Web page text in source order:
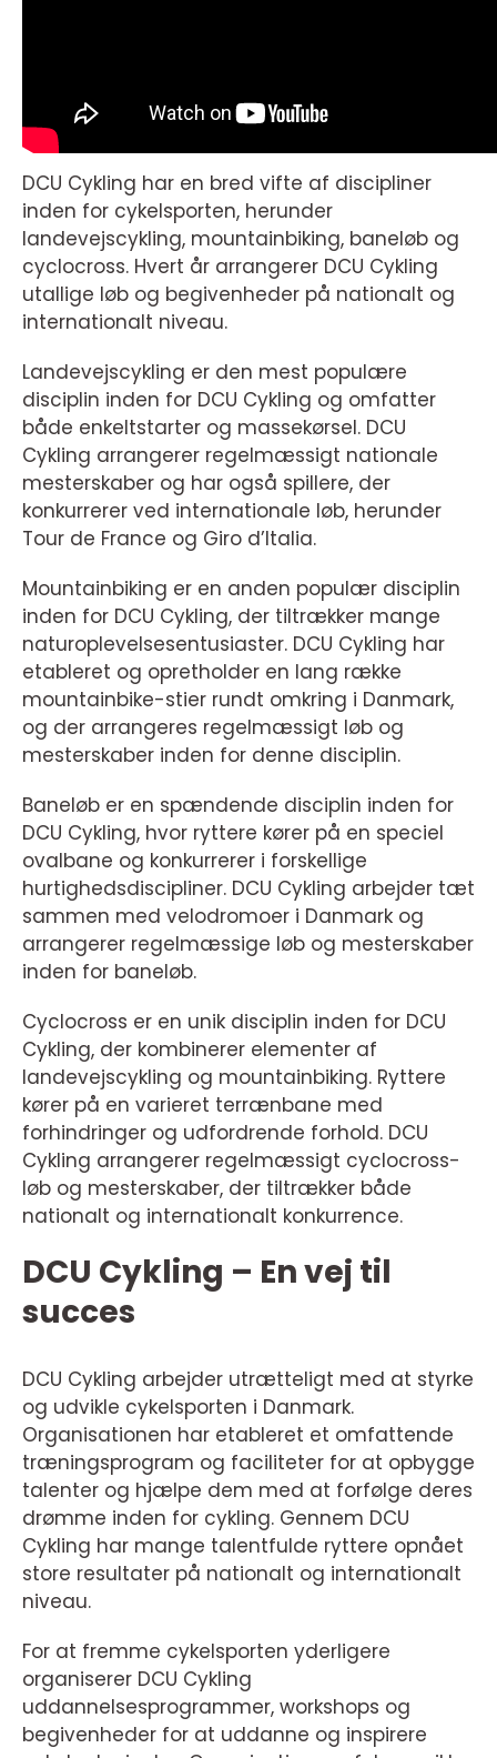
DCU Cykling har en bred vifte af discipliner
inden for cykelsporten, herunder
landevejscykling, mountainbiking, baneløb og
cyclocross. Hvert år arrangerer DCU Cykling
utallige løb og begivenheder på nationalt og
internationalt niveau.
Landevejscykling er den mest populære
disciplin inden for DCU Cykling og omfatter
både enkeltstarter og massekørsel. DCU
Cykling arrangerer regelmæssigt nationale
mesterskaber og har også spillere, der
konkurrerer ved internationale løb, herunder
Tour de France og Giro d’Italia.
Mountainbiking er en anden populær disciplin
inden for DCU Cykling, der tiltrækker mange
naturoplevelsesentusiaster. DCU Cykling har
etableret og opretholder en lang række
mountainbike-stier rundt omkring i Danmark,
og der arrangeres regelmæssigt løb og
mesterskaber inden for denne disciplin.
Baneløb er en spændende disciplin inden for
DCU Cykling, hvor ryttere kører på en speciel
ovalbane og konkurrerer i forskellige
hurtighedsdiscipliner. DCU Cykling arbejder tæt
sammen med velodromoer i Danmark og
arrangerer regelmæssige løb og mesterskaber
inden for baneløb.
Cyclocross er en unik disciplin inden for DCU
Cykling, der kombinerer elementer af
landevejscykling og mountainbiking. Ryttere
kører på en varieret terrænbane med
forhindringer og udfordrende forhold. DCU
Cykling arrangerer regelmæssigt cyclocross-
løb og mesterskaber, der tiltrækker både
nationalt og internationalt konkurrence.
DCU Cykling – En vej til
succes
DCU Cykling arbejder utrætteligt med at styrke
og udvikle cykelsporten i Danmark.
Organisationen har etableret et omfattende
træningsprogram og faciliteter for at opbygge
talenter og hjælpe dem med at forfølge deres
drømme inden for cykling. Gennem DCU
Cykling har mange talentfulde ryttere opnået
store resultater på nationalt og internationalt
niveau.
For at fremme cykelsporten yderligere
organiserer DCU Cykling
uddannelsesprogrammer, workshops og
begivenheder for at uddanne og inspirere